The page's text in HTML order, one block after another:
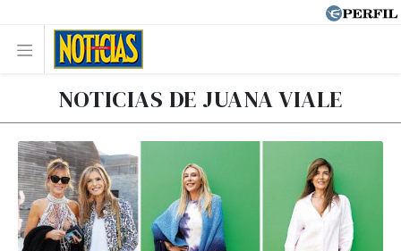
NOTICIAS DE JUANA VIALE